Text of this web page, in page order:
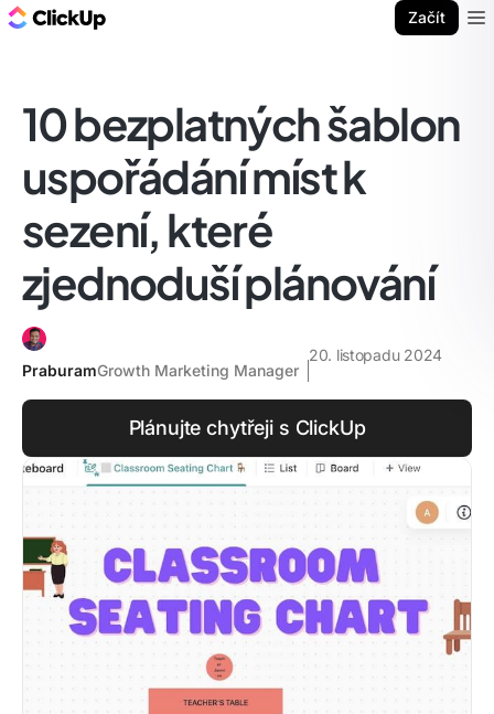
Začít
10 bezplatných šablon
uspořádání míst k
sezení, které
zjednoduší plánování
PraburamGrowth Marketing Manager
20. listopadu 2024
Plánujte chytřeji s ClickUp